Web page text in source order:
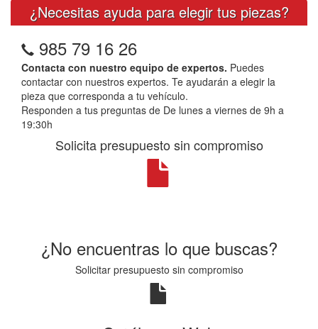
¿Necesitas ayuda para elegir tus piezas?
985 79 16 26
Contacta con nuestro equipo de expertos. Puedes
contactar con nuestros expertos. Te ayudarán a elegir la
pieza que corresponda a tu vehículo.
Responden a tus preguntas de De lunes a viernes de 9h a
19:30h
Solicita presupuesto sin compromiso
¿No encuentras lo que buscas?
Solicitar presupuesto sin compromiso